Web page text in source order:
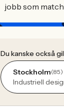
jobb som
Du kanske också
Stockholm(85)
Industriell